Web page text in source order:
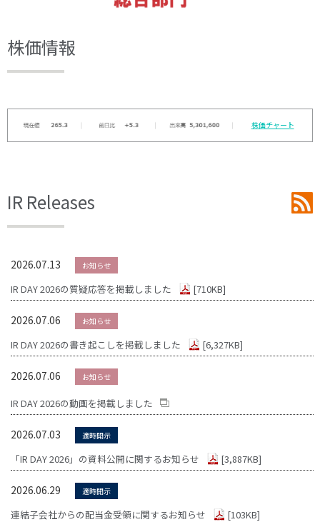
株価情報
株価チャート
IR Releases
2026.07.13 お知らせ
IR DAY 2026の質疑応答を掲載しました [710KB]
2026.07.06 お知らせ
IR DAY 2026の書き起こしを掲載しました [6,327KB]
2026.07.06 お知らせ
IR DAY 2026の動画を掲載しました
2026.07.03 適時開示
「IR DAY 2026」の資料公開に関するお知らせ [3,887KB]
2026.06.29 適時開示
連結子会社からの配当金受領に関するお知らせ [103KB]